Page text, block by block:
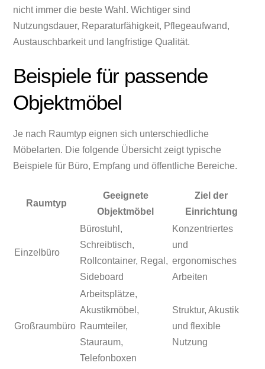
nicht immer die beste Wahl. Wichtiger sind
Nutzungsdauer, Reparaturfähigkeit, Pflegeaufwand,
Austauschbarkeit und langfristige Qualität.
Beispiele für passende
Objektmöbel
Je nach Raumtyp eignen sich unterschiedliche
Möbelarten. Die folgende Übersicht zeigt typische
Beispiele für Büro, Empfang und öffentliche Bereiche.
Raumtyp
Geeignete
Objektmöbel
Ziel der
Einrichtung
Einzelbüro
Bürostuhl,
Schreibtisch,
Rollcontainer, Regal,
Sideboard
Konzentriertes
und
ergonomisches
Arbeiten
Großraumbüro
Arbeitsplätze,
Akustikmöbel,
Raumteiler,
Stauraum,
Telefonboxen
Struktur, Akustik
und flexible
Nutzung